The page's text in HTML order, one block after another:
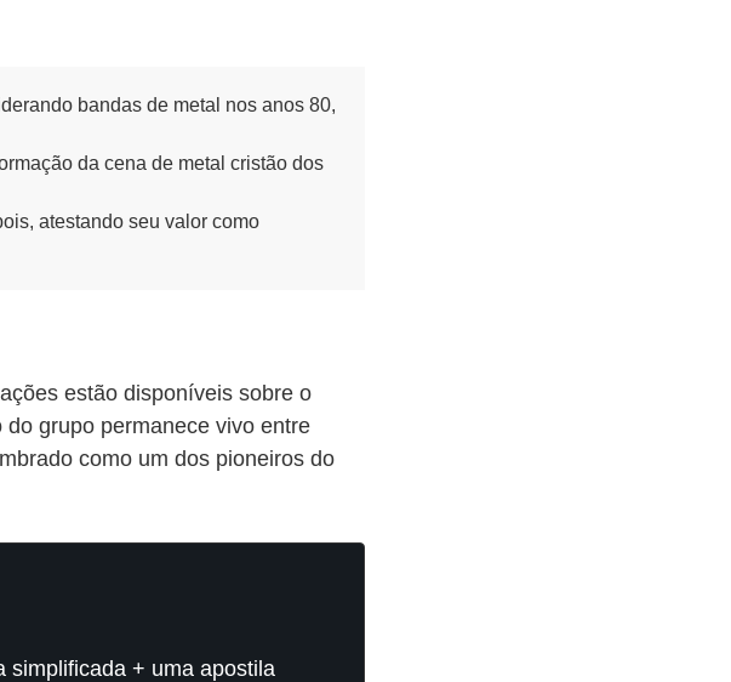
bandas de metal nos anos 80,
da cena de metal cristão dos
atestando seu valor como
estão disponíveis sobre o
grupo permanece vivo entre
como um dos pioneiros do
simplificada + uma apostila